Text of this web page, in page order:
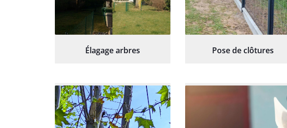
Élagage arbres Pose de clôtures